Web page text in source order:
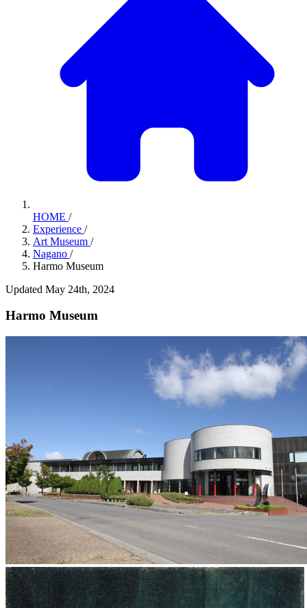
HOME /
Experience /
Art Museum /
Nagano /
Harmo Museum
Updated May 24th, 2024
Harmo Museum